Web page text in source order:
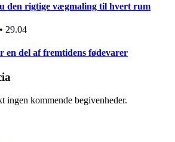
den rigtige vægmaling til hvert rum
• 29.04
en del af fremtidens fødevarer
ingen kommende begivenheder.